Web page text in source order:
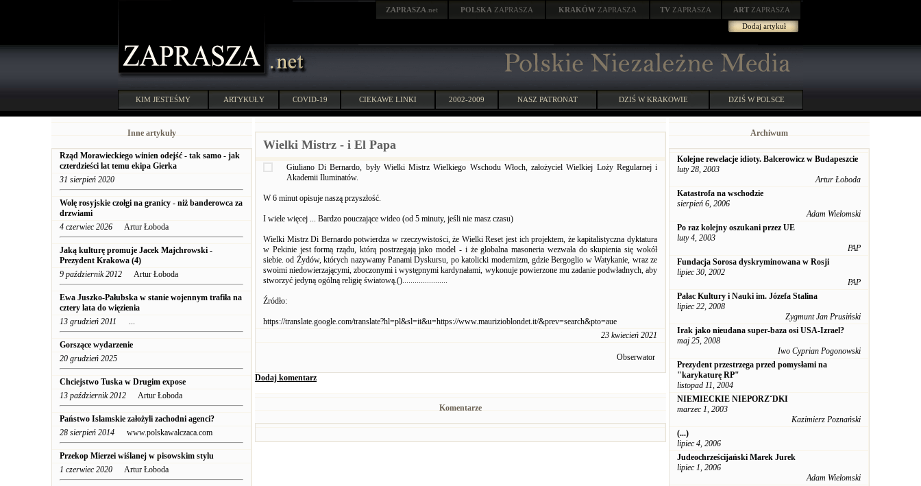
ZAPRASZA .net POLSKA ZAPRASZA KRAKÓW ZAPRASZA TV ZAPRASZA ART ZAPRASZA
Dodaj artykuł
KIM JESTEŚMY ARTYKUŁY COVID-19 CIEKAWE LINKI 2002-2009 NASZ PATRONAT DZIŚ W KRAKOWIE DZIŚ W POLSCE
Inne artykuły
Rząd Morawieckiego winien odejść - tak samo - jak
czterdzieści lat temu ekipa Gierka
31 sierpień 2020
Wolę rosyjskie czołgi na granicy - niż banderowca za
drzwiami
4 czerwiec 2026 Artur Łoboda
Jaką kulturę promuje Jacek Majchrowski -
Prezydent Krakowa (4)
9 październik 2012 Artur Łoboda
Ewa Juszko-Pałubska w stanie wojennym trafiła na
cztery lata do więzienia
13 grudzień 2011 ...
Gorszące wydarzenie
20 grudzień 2025
Chciejstwo Tuska w Drugim expose
13 październik 2012 Artur Łoboda
Państwo Islamskie założyli zachodni agenci?
28 sierpień 2014 www.polskawalczaca.com
Przekop Mierzei wiślanej w pisowskim stylu
1 czerwiec 2020 Artur Łoboda
Wielki Mistrz - i El Papa
Giuliano Di Bernardo, były Wielki Mistrz Wielkiego Wschodu Włoch, założyciel Wielkiej Loży Regularnej i
Akademii Iluminatów.
W 6 minut opisuje naszą przyszłość.
I wiele więcej ... Bardzo pouczające wideo (od 5 minuty, jeśli nie masz czasu)
Wielki Mistrz Di Bernardo potwierdza w rzeczywistości, że Wielki Reset jest ich projektem, że kapitalistyczna dyktatura
w Pekinie jest formą rządu, którą postrzegają jako model - i że globalna masoneria wezwała do skupienia się wokół
siebie. od Żydów, których nazywamy Panami Dyskursu, po katolicki modernizm, gdzie Bergoglio w Watykanie, wraz ze
swoimi niedowierzającymi, zboczonymi i występnymi kardynałami, wykonuje powierzone mu zadanie podwładnych, aby
stworzyć jedyną ogólną religię światową.()......................
Źródło:
https://translate.google.com/translate?hl=pl&sl=it&u=https://www.maurizioblondet.it/&prev=search&pto=aue
23 kwiecień 2021
Obserwator
Dodaj komentarz
Komentarze
Archiwum
Kolejne rewelacje idioty. Balcerowicz w Budapeszcie
luty 28, 2003
Artur Łoboda
Katastrofa na wschodzie
sierpień 6, 2006
Adam Wielomski
Po raz kolejny oszukani przez UE
luty 4, 2003
PAP
Fundacja Sorosa dyskryminowana w Rosji
lipiec 30, 2002
PAP
Pałac Kultury i Nauki im. Józefa Stalina
lipiec 22, 2008
Zygmunt Jan Prusiński
Irak jako nieudana super-baza osi USA-Izrael?
maj 25, 2008
Iwo Cyprian Pogonowski
Prezydent przestrzega przed pomysłami na
"karykaturę RP"
listopad 11, 2004
NIEMIECKIE NIEPORZˇDKI
marzec 1, 2003
Kazimierz Poznański
(...)
lipiec 4, 2006
Judeochrześcijański Marek Jurek
lipiec 1, 2006
Adam Wielomski